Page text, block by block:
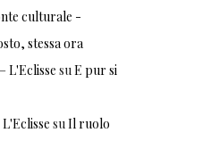
culturale -
stessa ora
L'Eclisse suE pur si
suIl ruolo